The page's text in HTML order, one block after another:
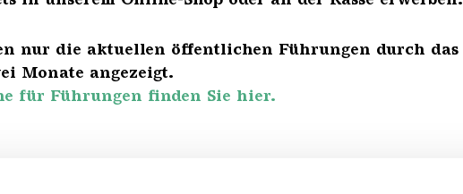
nur die aktuellen öffentlichen Führungen durch
Monate angezeigt.
für Führungen finden Sie hier.